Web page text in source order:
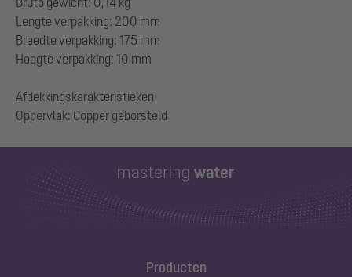
Lengte verpakking: 200 mm
Breedte verpakking: 175 mm
Hoogte verpakking: 10 mm
Afdekkingskarakteristieken
Producten